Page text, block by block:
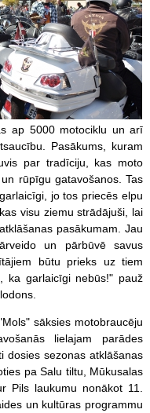
ap 5000 motociklu un arī
Pasākums, kuram
par tradīciju, kas moto
rūpīgu gatavošanos. Tas
jo tos priecēs elpu
visu ziemu strādājuši, lai
pasākumam. Jau
un pārbūvē savus
būtu prieks uz tiem
ka garlaicīgi nebūs!" pauž
sāksies motobraucēju
lielajam parādes
dosies sezonas atklāšanas
pa Salu tiltu, Mūkusalas
Pils laukumu nonākot 11.
un kultūras programmu